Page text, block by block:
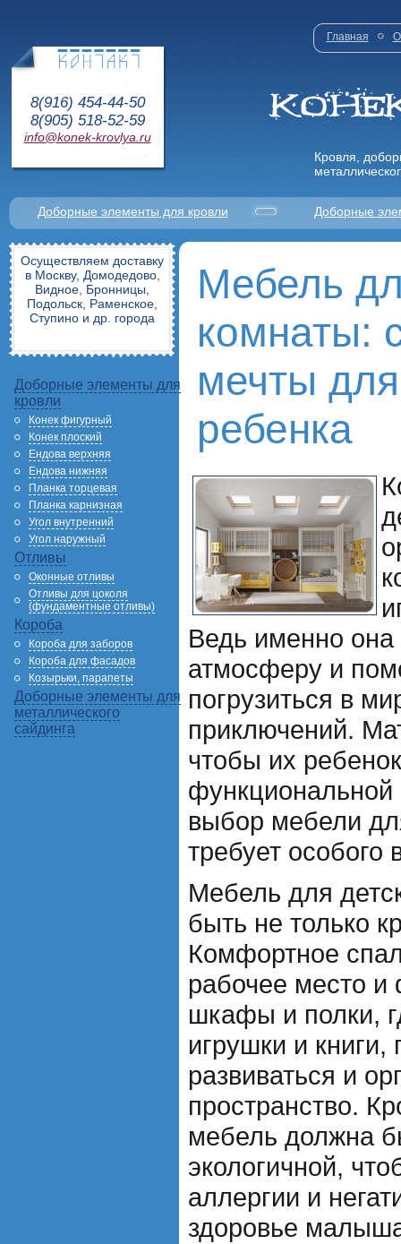
8(916) 454-44-50
8(905) 518-52-59
info@konek-krovlya.ru
Главная О
Кровля,
Доборные элементы для кровли Доборные
Осуществляем доставку
в Москву, Домодедово,
Видное, Бронницы,
Подольск, Раменское,
Ступино и др. города
Доборные элементы для
кровли
Конек фигурный
Конек плоский
Ендова верхняя
Ендова нижняя
Планка торцевая
Планка карнизная
Угол внутренний
Угол наружный
Отливы
Оконные отливы
Отливы для цоколя
(фундаментные отливы)
Короба
Короба для заборов
Короба для фасадов
Козырьки, парапеты
Доборные элементы для
металлического
сайдинга
Мебель
комнаты:
мечты
ребенка
Ведь именно она
атмосферу и
погрузиться в
приключений.
чтобы их
функциональной
выбор мебели
требует особого
Мебель для
быть не только
Комфортное
рабочее место
шкафы и полки,
игрушки и книги,
развиваться и
пространство.
мебель должна
экологичной,
аллергии и
здоровье